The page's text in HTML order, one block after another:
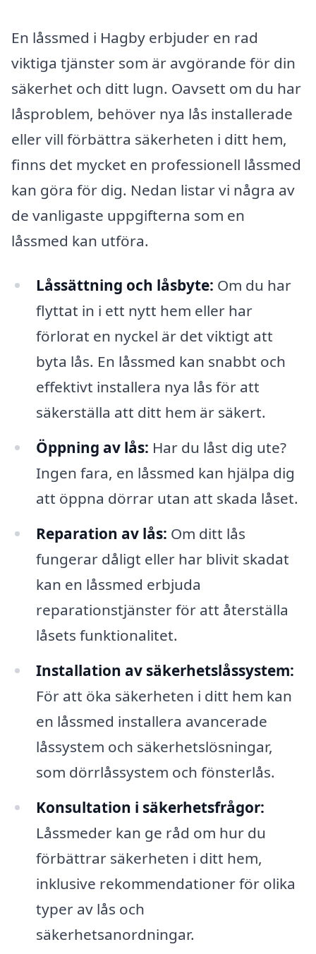
En låssmed i Hagby erbjuder en rad
viktiga tjänster som är avgörande för din
säkerhet och ditt lugn. Oavsett om du har
låsproblem, behöver nya lås installerade
eller vill förbättra säkerheten i ditt hem,
finns det mycket en professionell låssmed
kan göra för dig. Nedan listar vi några av
de vanligaste uppgifterna som en
låssmed kan utföra.
Låssättning och låsbyte: Om du har
flyttat in i ett nytt hem eller har
förlorat en nyckel är det viktigt att
byta lås. En låssmed kan snabbt och
effektivt installera nya lås för att
säkerställa att ditt hem är säkert.
Öppning av lås: Har du låst dig ute?
Ingen fara, en låssmed kan hjälpa dig
att öppna dörrar utan att skada låset.
Reparation av lås: Om ditt lås
fungerar dåligt eller har blivit skadat
kan en låssmed erbjuda
reparationstjänster för att återställa
låsets funktionalitet.
Installation av säkerhetslåssystem:
För att öka säkerheten i ditt hem kan
en låssmed installera avancerade
låssystem och säkerhetslösningar,
som dörrlåssystem och fönsterlås.
Konsultation i säkerhetsfrågor:
Låssmeder kan ge råd om hur du
förbättrar säkerheten i ditt hem,
inklusive rekommendationer för olika
typer av lås och
säkerhetsanordningar.